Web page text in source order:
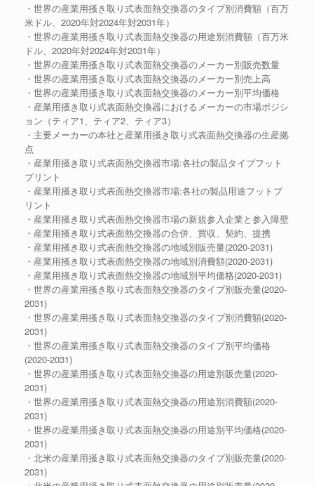
・世界の産業用掻き取り式表面熱交換器のタイプ別消費額（百万
米ドル、2020年対2024年対2031年）
・世界の産業用掻き取り式表面熱交換器の用途別消費額（百万米
ドル、2020年対2024年対2031年）
・世界の産業用掻き取り式表面熱交換器のメーカー別販売数量
・世界の産業用掻き取り式表面熱交換器のメーカー別売上高
・世界の産業用掻き取り式表面熱交換器のメーカー別平均価格
・産業用掻き取り式表面熱交換器におけるメーカーの市場ポジシ
ョン（ティア1、ティア2、ティア3）
・主要メーカーの本社と産業用掻き取り式表面熱交換器の生産拠
点
・産業用掻き取り式表面熱交換器市場:各社の製品タイプフット
プリント
・産業用掻き取り式表面熱交換器市場:各社の製品用途フットプ
リント
・産業用掻き取り式表面熱交換器市場の新規参入企業と参入障壁
・産業用掻き取り式表面熱交換器の合併、買収、契約、提携
・産業用掻き取り式表面熱交換器の地域別販売量(2020-2031)
・産業用掻き取り式表面熱交換器の地域別消費額(2020-2031)
・産業用掻き取り式表面熱交換器の地域別平均価格(2020-2031)
・世界の産業用掻き取り式表面熱交換器のタイプ別販売量(2020-
2031)
・世界の産業用掻き取り式表面熱交換器のタイプ別消費額(2020-
2031)
・世界の産業用掻き取り式表面熱交換器のタイプ別平均価格
(2020-2031)
・世界の産業用掻き取り式表面熱交換器の用途別販売量(2020-
2031)
・世界の産業用掻き取り式表面熱交換器の用途別消費額(2020-
2031)
・世界の産業用掻き取り式表面熱交換器の用途別平均価格(2020-
2031)
・北米の産業用掻き取り式表面熱交換器のタイプ別販売量(2020-
2031)